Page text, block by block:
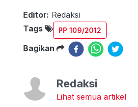
Editor: Redaksi
Tags
PP 109/2012
Bagikan
Redaksi
Lihat semua artikel